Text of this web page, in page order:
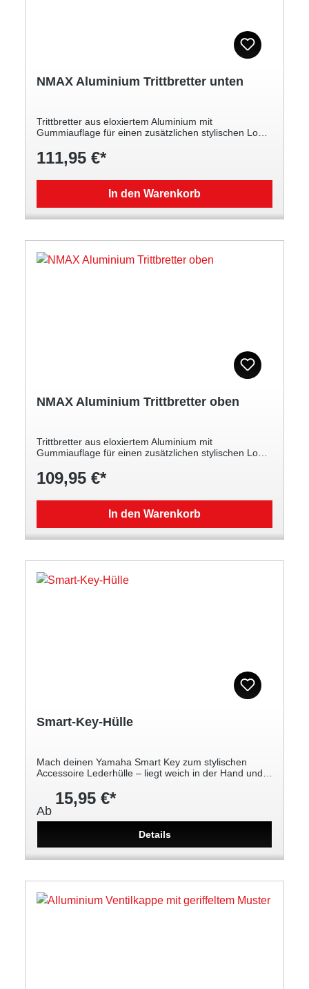
NMAX Aluminium Trittbretter unten
Trittbretter aus eloxiertem Aluminium mit
Gummiauflage für einen zusätzlichen stylischen Look.
mehr Grip Verbessert das Aussehen Ihres NMAX Für
den unteren Teil des Trittbretts links und rechts des
111,95 €*
In den Warenkorb
NMAX Aluminium Trittbretter oben
Trittbretter aus eloxiertem Aluminium mit
Gummiauflage für einen zusätzlichen stylischen Look.
mehr Grip Verbessert das Aussehen Ihres NMAX Für
den oberen/vorderen Teil des Trittbretts links und
109,95 €*
In den Warenkorb
Smart-Key-Hülle
Mach deinen Yamaha Smart Key zum stylischen
Accessoire Lederhülle – liegt weich in der Hand und
auf deinen Smart Key Einfache Nutzung mit
Markierung für Ein/Aus-Taste Mit YAMAHA
Stimmgabel-Logo In verschiedenen Farben erhältlich
Ab
15,95 €*
Details